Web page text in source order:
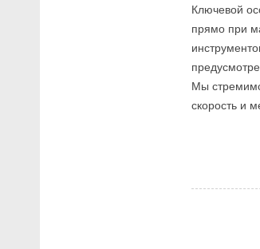
Ключевой
прямо при
Мы
скорость и